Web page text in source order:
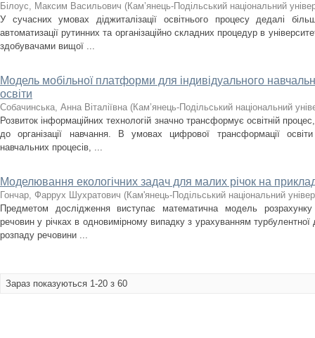
Білоус, Максим Васильович (Кам’янець-Подільський національний
У сучасних умовах діджиталізації освітнього процесу дедалі
автоматизації рутинних та організаційно складних процедур в
здобувачами вищої ...
Модель мобільної платформи для індивідуального
освіти
Собачинська, Анна Віталіївна (Кам’янець-Подільський національний
Розвиток інформаційних технологій значно трансформує освітній
до організації навчання. В умовах цифрової трансформації
навчальних процесів, ...
Моделювання екологічних задач для малих річок на
Гончар, Фаррух Шухратович (Кам'янець-Подільський національний
Предметом дослідження виступає математичнa модель
речовин у річках в одновимірному випадку з урахуванням турбулентної
розпаду речовини ...
Зараз показуються 1-20 з 60